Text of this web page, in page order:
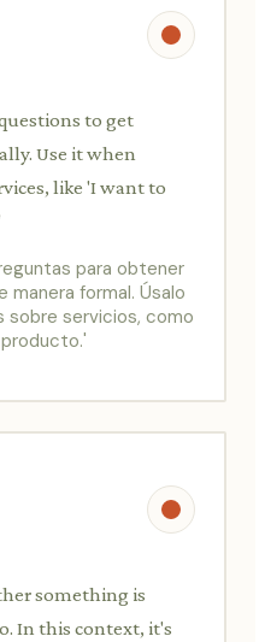
to get
Use it when
like 'I want to
para obtener
manera formal. Úsalo
sobre servicios, como
something is
In this context, it's